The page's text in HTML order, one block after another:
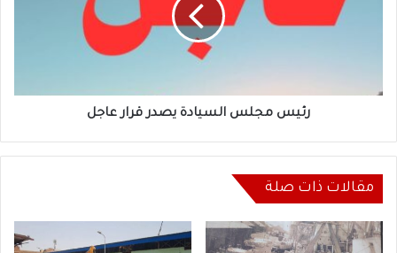
رئيس مجلس السيادة يصدر قرار عاجل
مقالات ذات صلة